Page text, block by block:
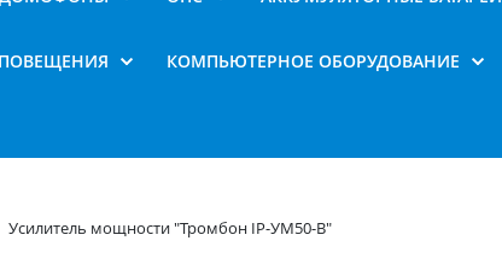
КОМПЬЮТЕРНОЕ ОБОРУДОВАНИЕ
Усилитель мощности "Тромбон IP-УМ50-В"